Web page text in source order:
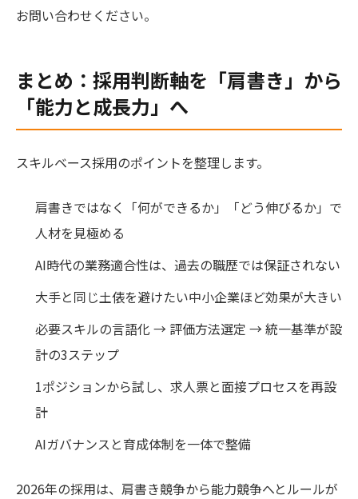
お問い合わせください。
まとめ：採用判断軸を「肩書き」から
「能力と成長力」へ
スキルベース採用のポイントを整理します。
肩書きではなく「何ができるか」「どう伸びるか」で
人材を見極める
AI時代の業務適合性は、過去の職歴では保証されない
大手と同じ土俵を避けたい中小企業ほど効果が大きい
必要スキルの言語化 → 評価方法選定 → 統一基準が設
計の3ステップ
1ポジションから試し、求人票と面接プロセスを再設
計
AIガバナンスと育成体制を一体で整備
2026年の採用は、肩書き競争から能力競争へとルールが